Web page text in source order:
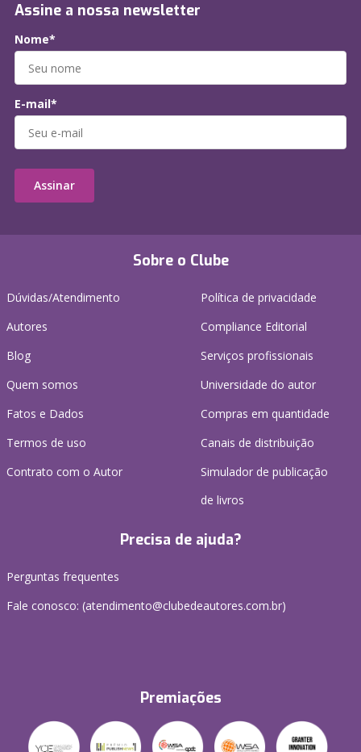
Sobre o Clube
Dúvidas/Atendimento
Autores
Blog
Quem somos
Fatos e Dados
Termos de uso
Contrato com o Autor
Política de privacidade
Compliance Editorial
Serviços profissionais
Universidade do autor
Compras em quantidade
Canais de distribuição
Simulador de publicação
de livros
Precisa de ajuda?
Perguntas frequentes
Fale conosco: (atendimento@clubedeautores.com.br)
Premiações
Assine a nossa newsletter
Nome*
E-mail*
Assinar